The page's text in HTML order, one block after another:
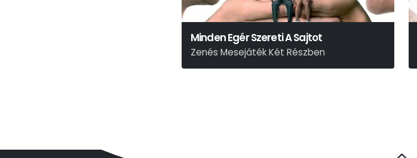
Minden Egér Szereti A Sajtot
Zenés Mesejáték Két Részben
Urbán Gyula-Gulyás László